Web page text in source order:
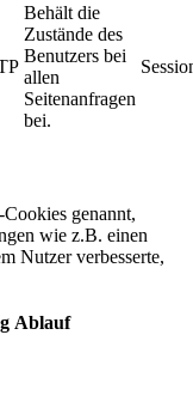
Behält die
Zustände des
Benutzers bei
allen
Seitenanfragen
bei.
genannt,
wie z.B. einen
Nutzer verbesserte,
Ablauf